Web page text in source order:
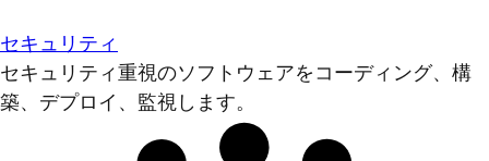
セキュリティ
セキュリティ重視のソフトウェアをコーディング、構
築、デプロイ、監視します。